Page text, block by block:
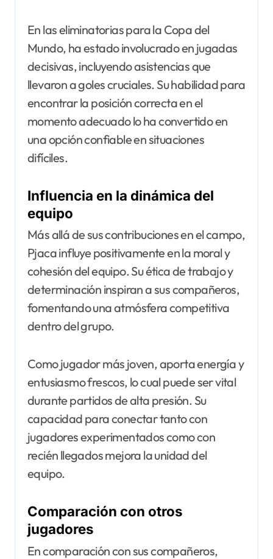
En las eliminatorias para la Copa del
Mundo, ha estado involucrado en jugadas
decisivas, incluyendo asistencias que
llevaron a goles cruciales. Su habilidad para
encontrar la posición correcta en el
momento adecuado lo ha convertido en
una opción confiable en situaciones
difíciles.
Influencia en la dinámica del
equipo
Más allá de sus contribuciones en el campo,
Pjaca influye positivamente en la moral y
cohesión del equipo. Su ética de trabajo y
determinación inspiran a sus compañeros,
fomentando una atmósfera competitiva
dentro del grupo.
Como jugador más joven, aporta energía y
entusiasmo frescos, lo cual puede ser vital
durante partidos de alta presión. Su
capacidad para conectar tanto con
jugadores experimentados como con
recién llegados mejora la unidad del
equipo.
Comparación con otros
jugadores
En comparación con sus compañeros,